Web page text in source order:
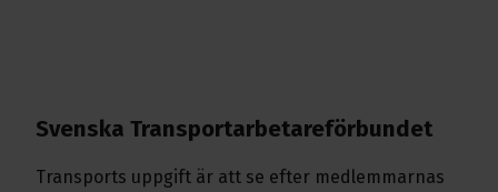
Svenska Transport­arbetare­förbundet
Transports uppgift är att se efter medlemmarnas